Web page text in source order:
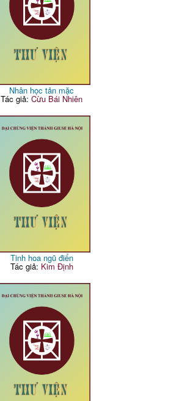
Nhân học tản mặc
Tác giả:Cừu Bái Nhiên
Tinh hoa ngũ điển
Tác giả: Kim Định